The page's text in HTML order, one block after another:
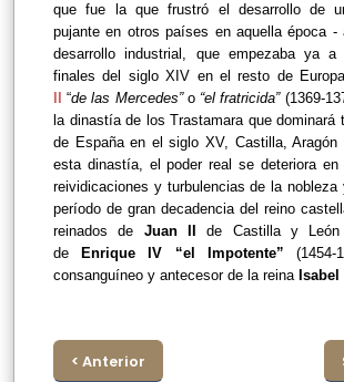
que fue la que frustró el desarrollo de
pujante en otros países en aquella época -
desarrollo industrial, que empezaba ya a
finales del siglo XIV en el resto de
“de las Mercedes”o “el fratricida” (1369-
la dinastía de los Trastamara que dominará
de España en el siglo XV, Castilla, Aragón
esta dinastía, el poder real se deteriora en
reividicaciones y turbulencias de la
período de gran decadencia del reino
reinados de Juan IIde Castilla y León
de
Enrique IV “el Impotente” (1454-
consanguíneo y antecesor de la reina
< Anterior